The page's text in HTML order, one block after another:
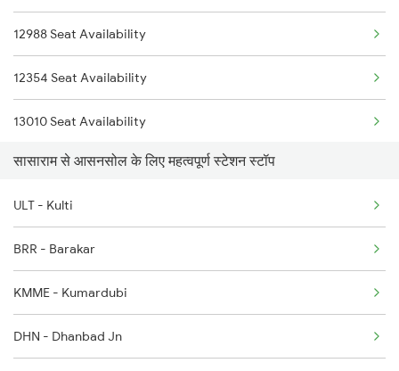
12988 Seat Availability
12354 Seat Availability
13010 Seat Availability
22308 Seat Availability
12324 Seat Availability
22911 Seat Availability
13052 Seat Availability
सासाराम से आसनसोल के लिए महत्वपूर्ण स्टेशन स्टॉप
ULT - Kulti
BRR - Barakar
KMME - Kumardubi
DHN - Dhanbad Jn